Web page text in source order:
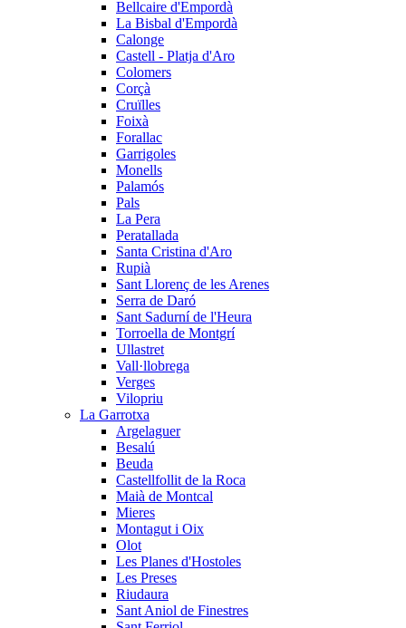
Bellcaire d'Empordà
La Bisbal d'Empordà
Calonge
Castell - Platja d'Aro
Colomers
Corçà
Cruïlles
Foixà
Forallac
Garrigoles
Monells
Palamós
Pals
La Pera
Peratallada
Santa Cristina d'Aro
Rupià
Sant Llorenç de les Arenes
Serra de Daró
Sant Sadurní de l'Heura
Torroella de Montgrí
Ullastret
Vall·llobrega
Verges
Vilopriu
La Garrotxa
Argelaguer
Besalú
Beuda
Castellfollit de la Roca
Maià de Montcal
Mieres
Montagut i Oix
Olot
Les Planes d'Hostoles
Les Preses
Riudaura
Sant Aniol de Finestres